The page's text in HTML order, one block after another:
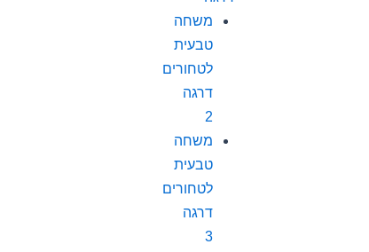
משחה
טבעית
לטחורים
דרגה
2
משחה
טבעית
לטחורים
דרגה
3